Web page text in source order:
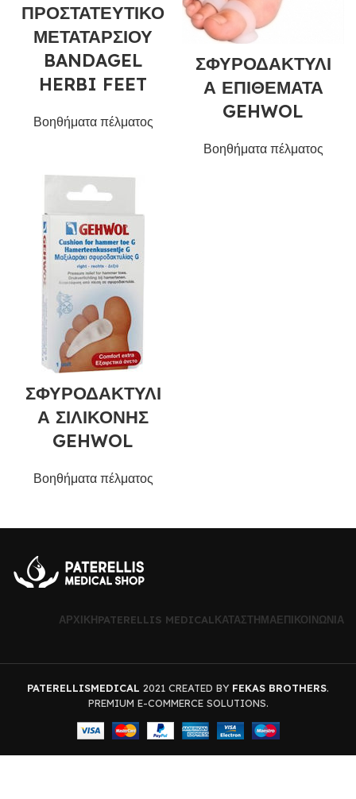
ΠΡΟΣΤΑΤΕΥΤΙΚΟ
ΜΕΤΑΤΑΡΣΙΟΥ
BANDAGEL
HERBI FEET
Βοηθήματα πέλματος
ΣΦΥΡΟΔΑΚΤΥΛΙ
Α ΕΠΙΘΕΜΑΤΑ
GEHWOL
Βοηθήματα πέλματος
ΣΦΥΡΟΔΑΚΤΥΛΙ
Α ΣΙΛΙΚΟΝΗΣ
GEHWOL
Βοηθήματα πέλματος
ΑΡΧΙΚΉPATERELLIS MEDICALΚΑΤΆΣΤΗΜΑΕΠΙΚΟΙΝΩΝΊΑ
PATERELLISMEDICAL 2021 CREATED BY FEKAS BROTHERS.
PREMIUM E-COMMERCE SOLUTIONS.